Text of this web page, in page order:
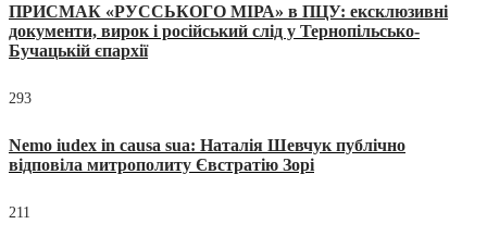
ПРИСМАК «РУССЬКОГО МІРА» в ПЦУ: ексклюзивні
документи, вирок і російський слід у Тернопільсько-
Бучацькій єпархії
293
Nemo iudex in causa sua: Наталія Шевчук публічно
відповіла митрополиту Євстратію Зорі
211